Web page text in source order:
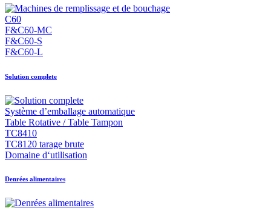
C60
F&C60-MC
F&C60-S
F&C60-L
Solution complete
Système d’emballage automatique
Table Rotative / Table Tampon
TC8410
TC8120 tarage brute
Domaine d‘utilisation
Denrées alimentaires